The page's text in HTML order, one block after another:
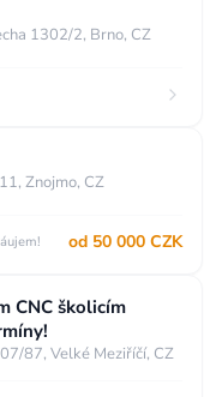
1302/2, Brno, CZ
Znojmo, CZ
od 50 000 CZK
CNC školicím
87, Velké Meziříčí, CZ
úvazek
Práce doma